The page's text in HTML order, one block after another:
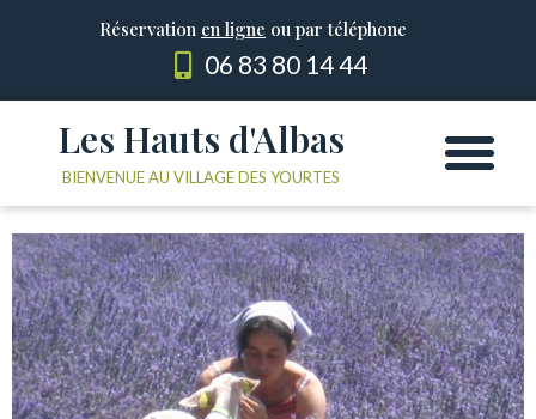
Réservation en ligne ou par téléphone
06 83 80 14 44
Les Hauts d'Albas
BIENVENUE AU VILLAGE DES YOURTES